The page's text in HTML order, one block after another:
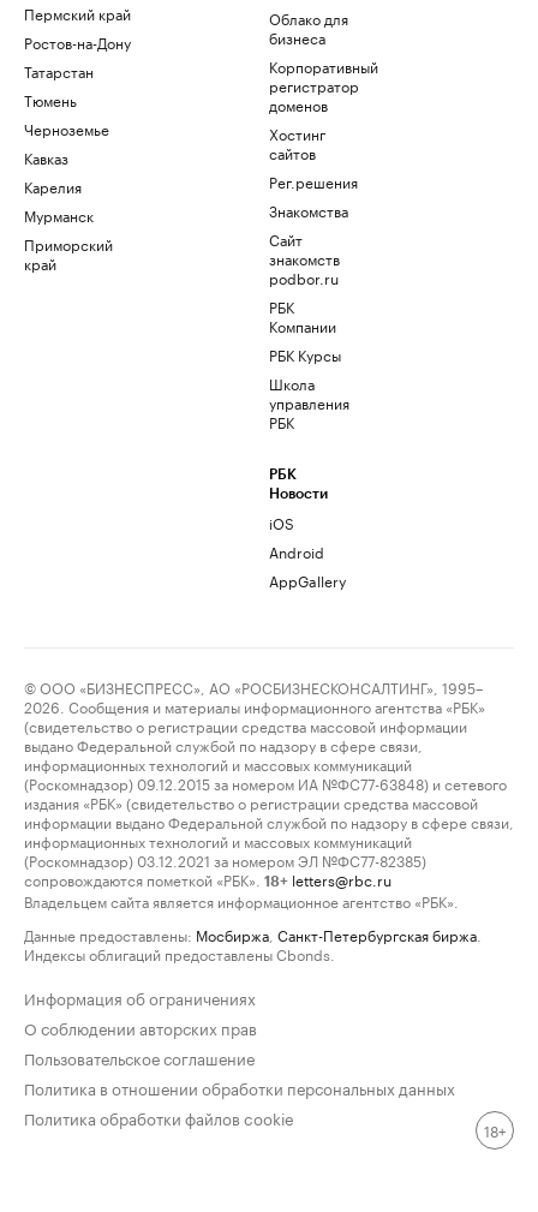
Пермский край
Ростов-на-Дону
Татарстан
Тюмень
Черноземье
Кавказ
Карелия
Мурманск
Приморский
край
Облако для
бизнеса
Корпоративный
регистратор
доменов
Хостинг
сайтов
Рег.решения
Знакомства
Сайт
знакомств
podbor.ru
РБК
Компании
РБК Курсы
Школа
управления
РБК
РБК
Новости
iOS
Android
AppGallery
© ООО «БИЗНЕСПРЕСС», АО «РОСБИЗНЕСКОНСАЛТИНГ», 1995–
2026. Сообщения и материалы информационного агентства «РБК»
(свидетельство о регистрации средства массовой информации
выдано Федеральной службой по надзору в сфере связи,
информационных технологий и массовых коммуникаций
(Роскомнадзор) 09.12.2015 за номером ИА №ФС77-63848) и сетевого
издания «РБК» (свидетельство о регистрации средства массовой
информации выдано Федеральной службой по надзору в сфере связи,
информационных технологий и массовых коммуникаций
(Роскомнадзор) 03.12.2021 за номером ЭЛ №ФС77-82385)
сопровождаются пометкой «РБК».
18+ letters@rbc.ru
Владельцем сайта является информационное агентство «РБК».
Данные предоставлены: Мосбиржа Санкт-Петербургская биржа
Индексы облигаций предоставлены Cbonds.
Информация об ограничениях
О соблюдении авторских прав
Пользовательское соглашение
Политика в отношении обработки персональных данных
Политика обработки файлов cookie
18+